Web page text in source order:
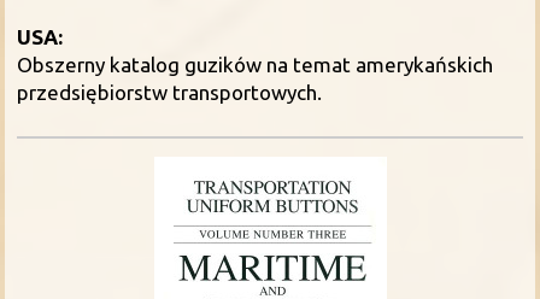
USA:
Obszerny katalog guzików na temat amerykańskich
przedsiębiorstw transportowych.